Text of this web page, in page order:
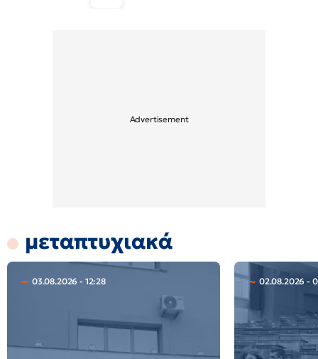
μεταπτυχιακά
03.08.2026 - 12:28 02.08.2026 -